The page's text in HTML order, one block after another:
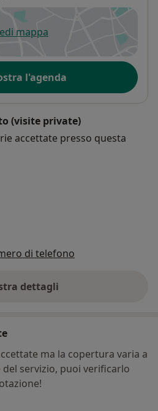
mappa
si apre in una nuova scheda
l'agenda
(visite private)
accettate presso questa
di telefono
dettagli
sull'indirizzo
ma la copertura varia a
servizio, puoi verificarlo